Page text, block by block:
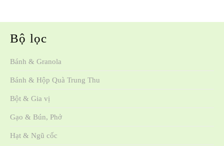
Bộ lọc
Bánh & Granola
Bánh & Hộp Quà Trung Thu
Bột & Gia vị
Gạo & Bún, Phở
Hạt & Ngũ cốc